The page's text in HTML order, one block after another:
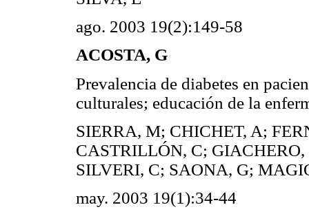
ago. 2003 19(2):149-58
ACOSTA, G
Prevalencia de diabetes en
culturales; educación de la
SIERRA, M; CHICHET, A;
CASTRILLÓN, C;
SILVERI, C; SAONA, G;
may. 2003 19(1):34-44